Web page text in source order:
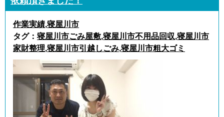
作業実績,寝屋川市
タグ： 寝屋川市ごみ屋敷,寝屋川市不用品回収,寝屋川市
家財整理,寝屋川市引越しごみ,寝屋川市粗大ゴミ